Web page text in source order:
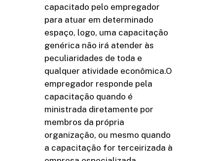
capacitado pelo empregador
para atuar em determinado
espaço, logo, uma capacitação
genérica não irá atender às
peculiaridades de toda e
qualquer atividade econômica.O
empregador responde pela
capacitação quando é
ministrada diretamente por
membros da própria
organização, ou mesmo quando
a capacitação for terceirizada à